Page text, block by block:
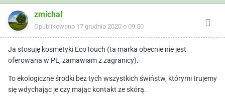
zmichal
Opublikowano 17 grudnia 2020 o 09:50
Ja stosuję kosmetyki EcoTouch (ta marka obecnie nie jest
oferowana w PL, zamawiam z zagranicy).
To ekologiczne środki bez tych wszystkich świństw, którymi trujemy
się wdychając je czy mając kontakt ze skórą.